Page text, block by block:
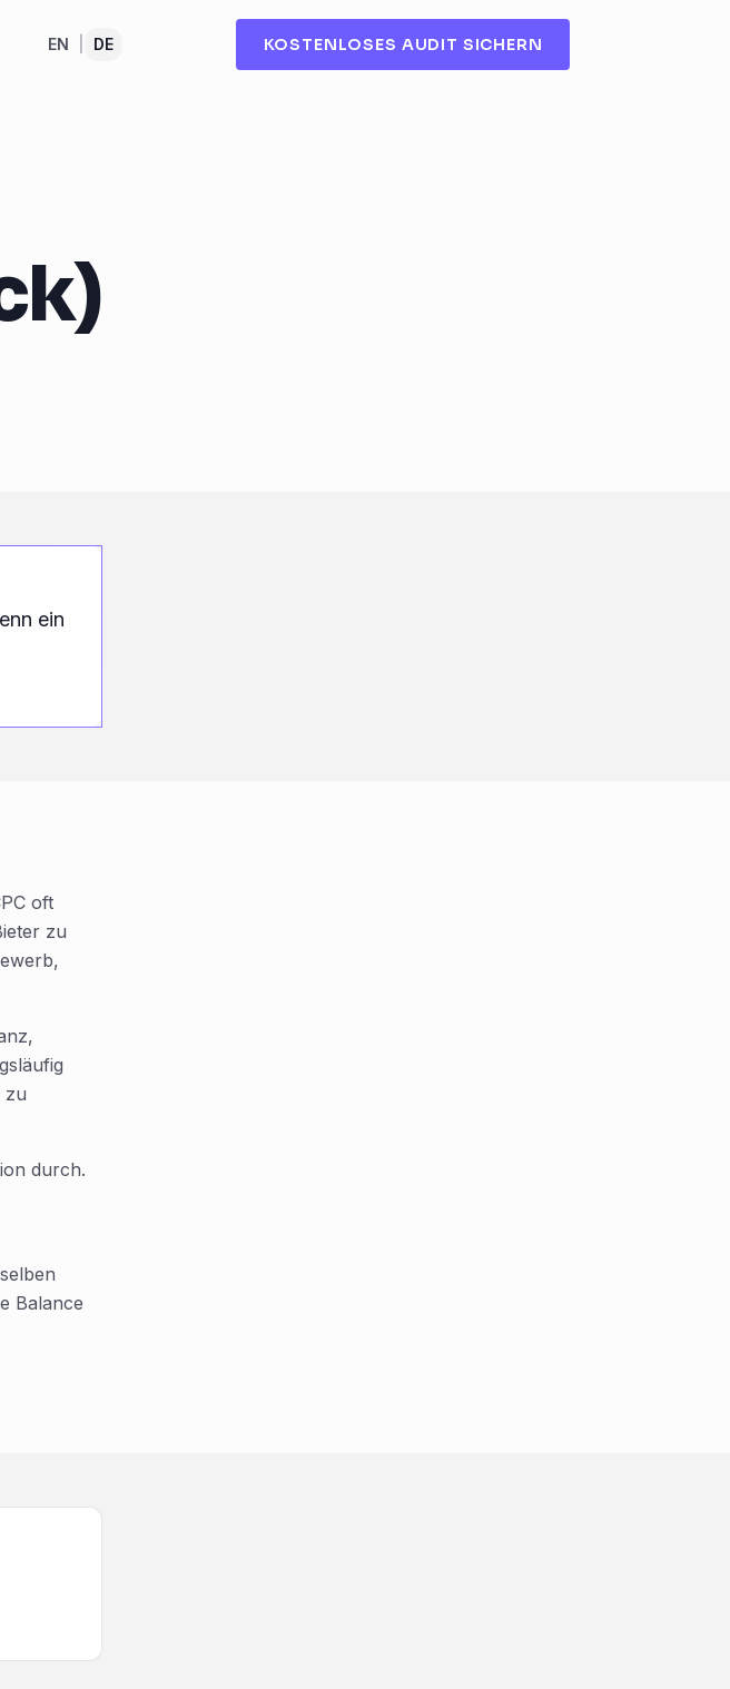
EN DE KOSTENLOSES AUDIT SICHERN
ein
oft
zu
zu
durch.
Balance